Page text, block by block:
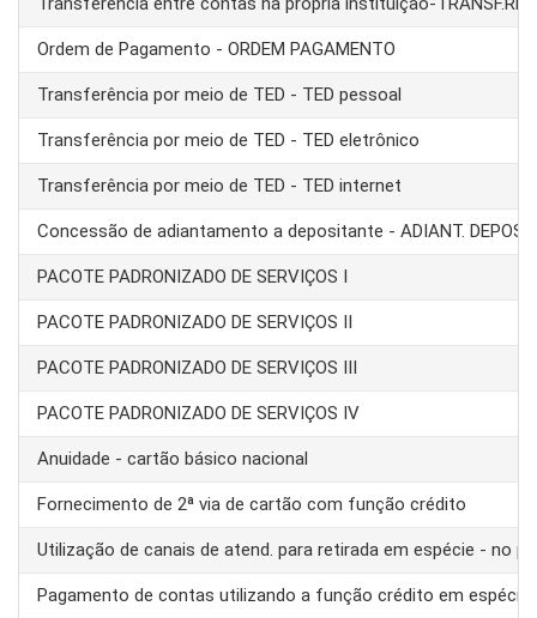
Ordem de Pagamento - ORDEM PAGAMENTO
Transferência por meio de TED - TED pessoal
Transferência por meio de TED - TED eletrônico
Transferência por meio de TED - TED internet
Concessão de adiantamento a depositante - ADIANT.
PACOTE PADRONIZADO DE SERVIÇOS I
PACOTE PADRONIZADO DE SERVIÇOS II
PACOTE PADRONIZADO DE SERVIÇOS III
PACOTE PADRONIZADO DE SERVIÇOS IV
Anuidade - cartão básico nacional
Fornecimento de 2ª via de cartão com função crédito
Utilização de canais de atend. para retirada em espécie - no
Pagamento de contas utilizando a função crédito em espécie